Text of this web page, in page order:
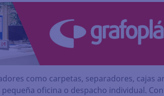
como carpetas, separadores,
oficina o despacho individual.